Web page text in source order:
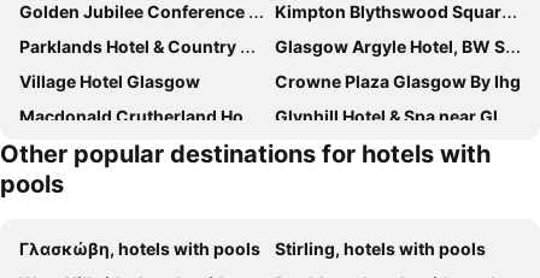
Golden Jubilee Conference Hotel
Kimpton Blythswood Square Hotel & Spa By Ihg
Parklands Hotel & Country Club
Glasgow Argyle Hotel, BW Signature Collection
Village Hotel Glasgow
Crowne Plaza Glasgow By Ihg
Macdonald Crutherland House
Glynhill Hotel & Spa near Glasgow Airport
Mar Hall Golf & Spa Resort
Other popular destinations for hotels with
pools
Γλασκώβη, hotels with pools
Stirling, hotels with pools